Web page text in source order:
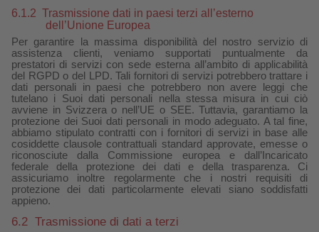
6.1.2 Trasmissione dati in paesi terzi all’esterno
dell’Unione Europea
Per garantire la massima disponibilità del nostro servizio di
assistenza clienti, veniamo supportati puntualmente da
prestatori di servizi con sede esterna all’ambito di applicabilità
del RGPD o del LPD. Tali fornitori di servizi potrebbero trattare i
dati personali in paesi che potrebbero non avere leggi che
tutelano i Suoi dati personali nella stessa misura in cui ciò
avviene in Svizzera o nell’UE o SEE. Tuttavia, garantiamo la
protezione dei Suoi dati personali in modo adeguato. A tal fine,
abbiamo stipulato contratti con i fornitori di servizi in base alle
cosiddette clausole contrattuali standard approvate, emesse o
riconosciute dalla Commissione europea e dall’Incaricato
federale della protezione dei dati e della trasparenza. Ci
assicuriamo inoltre regolarmente che i nostri requisiti di
protezione dei dati particolarmente elevati siano soddisfatti
appieno.
6.2 Trasmissione di dati a terzi